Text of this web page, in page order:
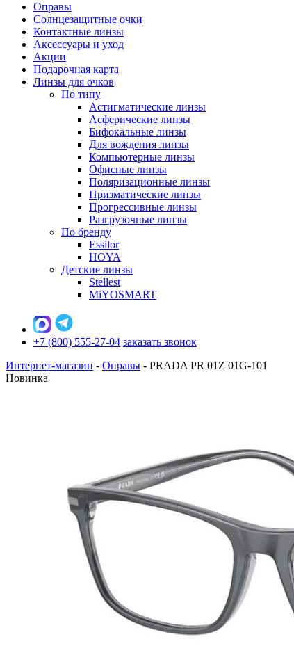
Оправы
Солнцезащитные очки
Контактные линзы
Аксессуары и уход
Акции
Подарочная карта
Линзы для очков
По типу
Астигматические линзы
Асферические линзы
Бифокальные линзы
Для вождения линзы
Компьютерные линзы
Офисные линзы
Поляризационные линзы
Призматические линзы
Прогрессивные линзы
Разгрузочные линзы
По бренду
Essilor
HOYA
Детские линзы
Stellest
MiYOSMART
+7 (800) 555-27-04 заказать звонок
Интернет-магазин - Оправы - PRADA PR 01Z 01G-101
Новинка